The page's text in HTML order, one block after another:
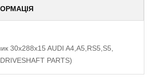
30x288x15 AUDI A4,A5,RS5,S5,
PARTS)